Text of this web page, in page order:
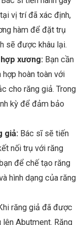
vị trí đã xác định,
hàm để đặt trụ
sẽ được khâu lại.
xương: Bạn cần
hoàn toàn với
cho răng giả. Trong
kỳ để đảm bảo
giả: Bác sĩ sẽ tiến
nối trụ với răng
để chế tạo răng
hình dạng của răng
răng giả đã được
Abutment. Răng